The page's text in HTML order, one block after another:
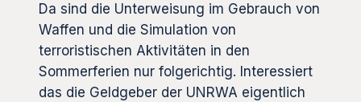
Da sind die Unterweisung im Gebrauch von
Waffen und die Simulation von
terroristischen Aktivitäten in den
Sommerferien nur folgerichtig. Interessiert
das die Geldgeber der UNRWA eigentlich